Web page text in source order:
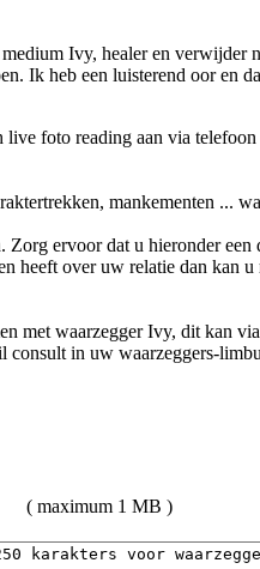
Ivy, healer en verwijder
Ik heb een luisterend oor en
foto reading aan via
mankementen ...
ervoor dat u hieronder
heeft over uw relatie dan kan
met waarzegger Ivy, dit kan
in uw waarzeggers-
( maximum 1 MB )